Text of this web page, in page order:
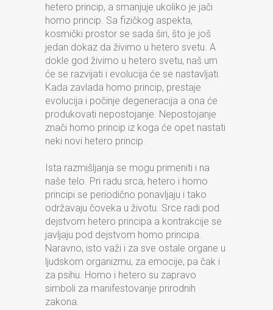
hetero princip, a smanjuje ukoliko je jači
homo princip. Sa fizičkog aspekta,
kosmički prostor se sada širi, što je još
jedan dokaz da živimo u hetero svetu. A
dokle god živimo u hetero svetu, naš um
će se razvijati i evolucija će se nastavljati.
Kada zavlada homo princip, prestaje
evolucija i počinje degeneracija a ona će
produkovati nepostojanje. Nepostojanje
znači homo princip iz koga će opet nastati
neki novi hetero princip.
Ista razmišljanja se mogu primeniti i na
naše telo. Pri radu srca, hetero i homo
principi se periodično ponavljaju i tako
održavaju čoveka u životu. Srce radi pod
dejstvom hetero principa a kontrakcije se
javljaju pod dejstvom homo principa.
Naravno, isto važi i za sve ostale organe u
ljudskom organizmu, za emocije, pa čak i
za psihu. Homo i hetero su zapravo
simboli za manifestovanje prirodnih
zakona.